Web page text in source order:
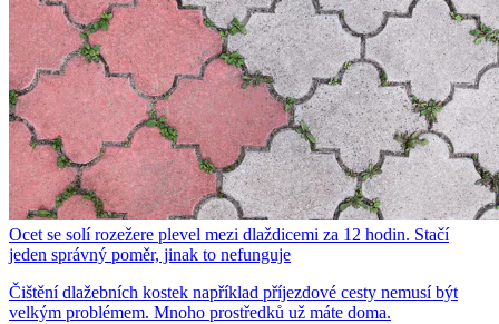
Ocet se solí rozežere plevel mezi dlaždicemi za 12 hodin. Stačí
jeden správný poměr, jinak to nefunguje
Čištění dlažebních kostek například příjezdové cesty nemusí být
velkým problémem. Mnoho prostředků už máte doma.